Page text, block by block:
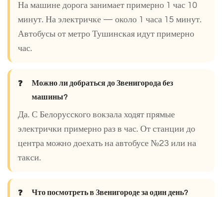
На машине дорога занимает примерно 1 час 10
минут. На электричке — около 1 часа 15 минут.
Автобусы от метро Тушинская идут примерно
час.
Можно ли добраться до Звенигорода без
машины?
Да. С Белорусского вокзала ходят прямые
электрички примерно раз в час. От станции до
центра можно доехать на автобусе №23 или на
такси.
Что посмотреть в Звенигороде за один день?